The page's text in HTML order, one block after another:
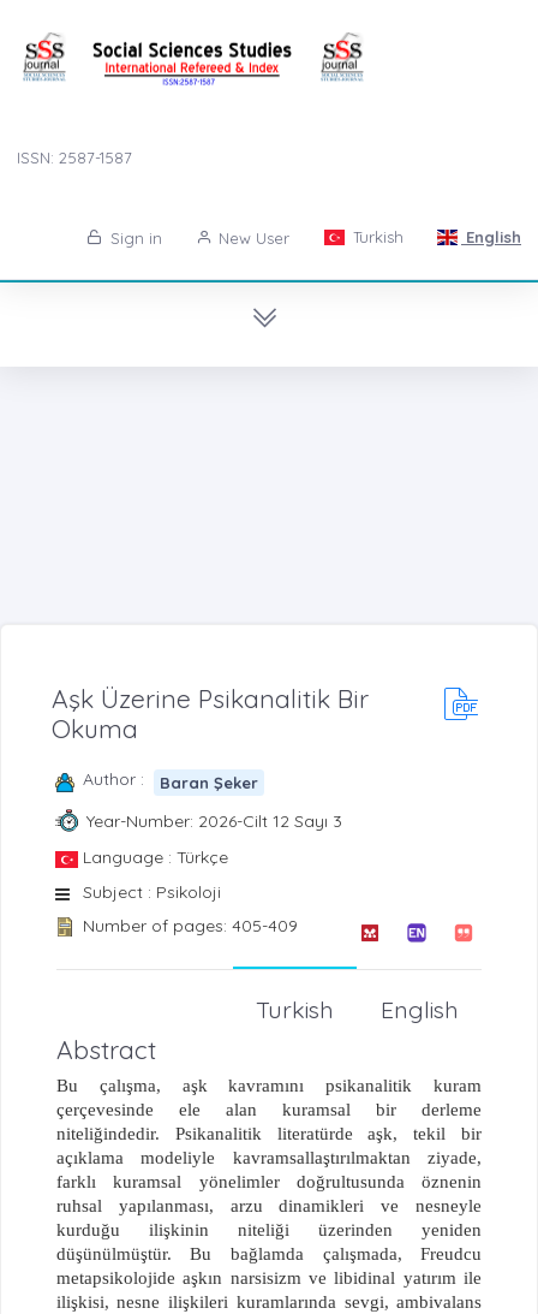
ISSN: 2587-1587
Sign in New User Turkish English
Aşk Üzerine Psikanalitik Bir
Okuma
Author : Baran Şeker
Year-Number: 2026-Cilt 12 Sayı 3
Language : Türkçe
Subject : Psikoloji
Number of pages: 405-409
English
Turkish
Abstract
Bu çalışma, aşk kavramını psikanalitik kuram
çerçevesinde ele alan kuramsal bir derleme
niteliğindedir. Psikanalitik literatürde aşk, tekil bir
açıklama modeliyle kavramsallaştırılmaktan ziyade,
farklı kuramsal yönelimler doğrultusunda öznenin
ruhsal yapılanması, arzu dinamikleri ve nesneyle
kurduğu ilişkinin niteliği üzerinden yeniden
düşünülmüştür. Bu bağlamda çalışmada, Freudcu
metapsikolojide aşkın narsisizm ve libidinal yatırım ile
ilişkisi, nesne ilişkileri kuramlarında sevgi, ambivalans